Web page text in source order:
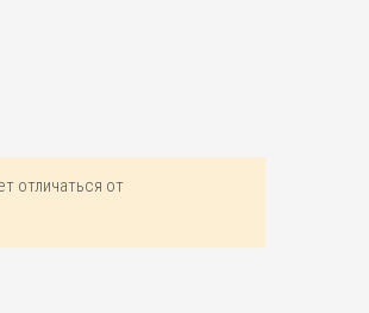
отличаться от